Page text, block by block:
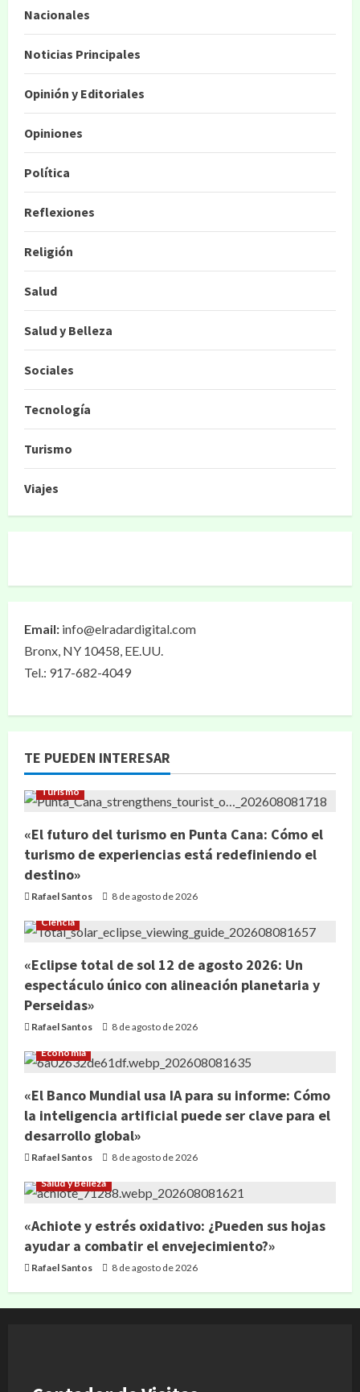
Nacionales
Noticias Principales
Opinión y Editoriales
Opiniones
Política
Reflexiones
Religión
Salud
Salud y Belleza
Sociales
Tecnología
Turismo
Viajes
Email: info@elradardigital.com
Bronx, NY 10458, EE.UU.
Tel.: 917-682-4049
TE PUEDEN INTERESAR
Turismo
«El futuro del turismo en Punta Cana: Cómo el
turismo de experiencias está redefiniendo el
destino»
Rafael Santos 8 de agosto de 2026
Ciencia
«Eclipse total de sol 12 de agosto 2026: Un
espectáculo único con alineación planetaria y
Perseidas»
Rafael Santos 8 de agosto de 2026
Economía
«El Banco Mundial usa IA para su informe: Cómo
la inteligencia artificial puede ser clave para el
desarrollo global»
Rafael Santos 8 de agosto de 2026
Salud y Belleza
«Achiote y estrés oxidativo: ¿Pueden sus hojas
ayudar a combatir el envejecimiento?»
Rafael Santos 8 de agosto de 2026